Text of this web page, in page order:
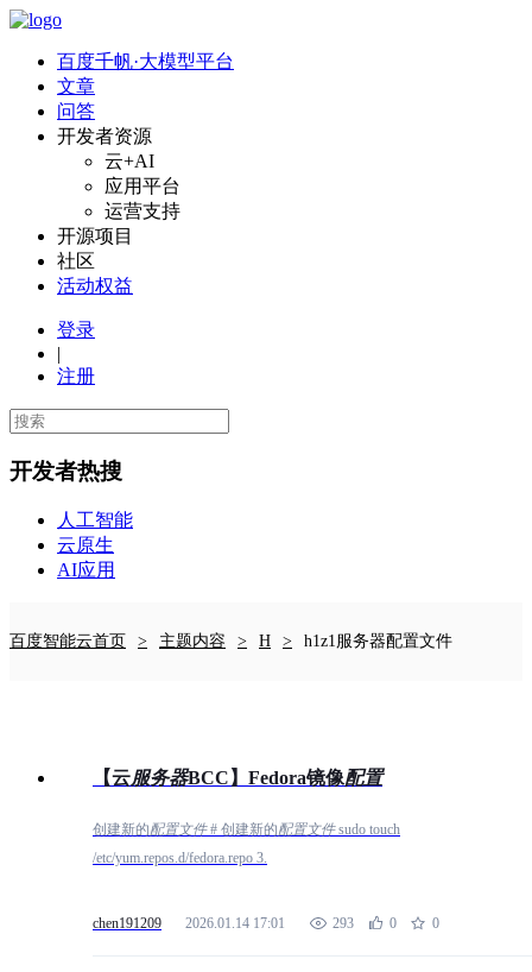
百度千帆·大模型平台
文章
问答
开发者资源
云+AI
应用平台
运营支持
开源项目
社区
活动权益
登录
|
注册
开发者热搜
人工智能
云原生
AI应用
百度智能云首页 主题内容 H h1z1服务器配置文件
【云服务器BCC】Fedora镜像配置
创建新的配置文件# 创建新的配置文件sudo touch
/etc/yum.repos.d/fedora.repo 3.
chen191209 2026.01.14 17:01 293 0 0